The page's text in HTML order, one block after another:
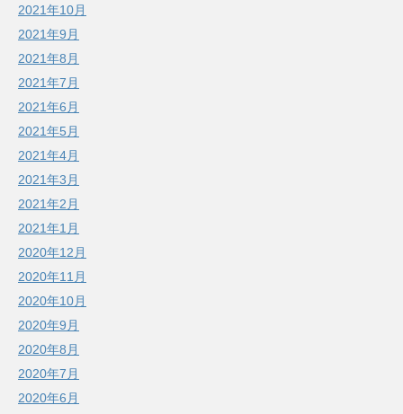
2021年10月
2021年9月
2021年8月
2021年7月
2021年6月
2021年5月
2021年4月
2021年3月
2021年2月
2021年1月
2020年12月
2020年11月
2020年10月
2020年9月
2020年8月
2020年7月
2020年6月